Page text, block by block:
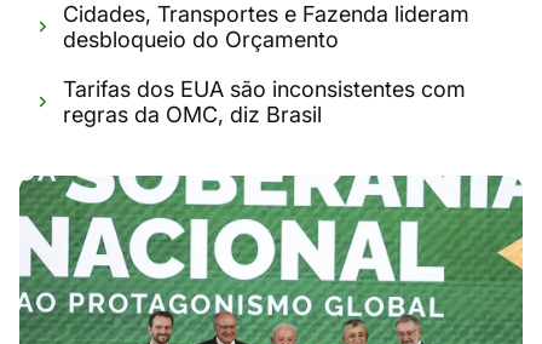
Cidades, Transportes e Fazenda lideram
desbloqueio do Orçamento
Tarifas dos EUA são inconsistentes com
regras da OMC, diz Brasil